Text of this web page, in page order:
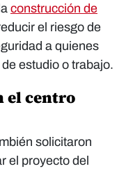
construcción de
el riesgo de
a quienes
estudio o trabajo.
el centro
solicitaron
el proyecto del